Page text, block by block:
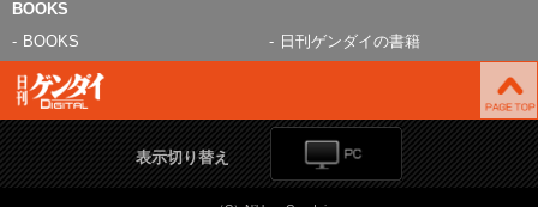
BOOKS
BOOKS
日刊ゲンダイの書籍
表示切り替え